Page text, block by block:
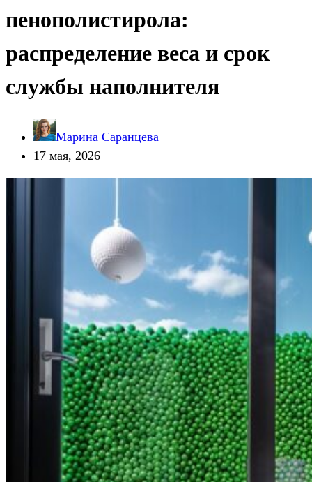
пенополистирола:
распределение веса и срок
службы наполнителя
Марина Саранцева
17 мая, 2026